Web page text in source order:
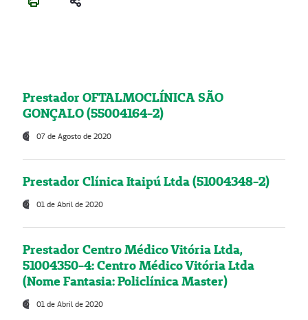
Prestador OFTALMOCLÍNICA SÃO
GONÇALO (55004164-2)
07 de Agosto de 2020
Prestador Clínica Itaipú Ltda (51004348-2)
01 de Abril de 2020
Prestador Centro Médico Vitória Ltda,
51004350-4: Centro Médico Vitória Ltda
(Nome Fantasia: Policlínica Master)
01 de Abril de 2020